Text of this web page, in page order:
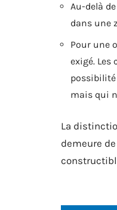
Au-delà
dans une
Pour une
exigé.
possibilité
mais qui
La
demeure